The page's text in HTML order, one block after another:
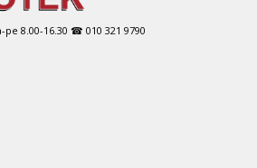
pe 8.00-16.30 ☎ 010 321 9790